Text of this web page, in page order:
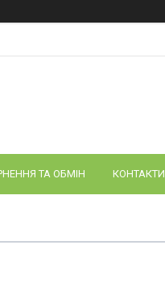
ТА ОБМІН КОНТАКТИ